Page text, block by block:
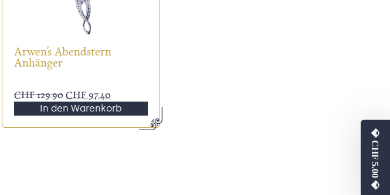
Arwen’s Abendstern
Anhänger
CHF129.90CHF 97.40
In den Warenkorb
💎 CHF 5.00 💎